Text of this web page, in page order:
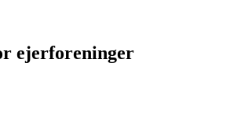
ejerforeninger